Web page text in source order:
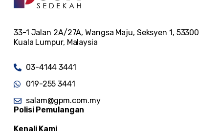
33-1 Jalan 2A/27A, Wangsa Maju, Seksyen 1, 53300
Kuala Lumpur, Malaysia
03-4144 3441
019-255 3441
salam@gpm.com.my
Polisi Pemulangan
Kenali Kami